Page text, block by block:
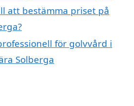
att bestämma priset på
för golvvård i
Solberga